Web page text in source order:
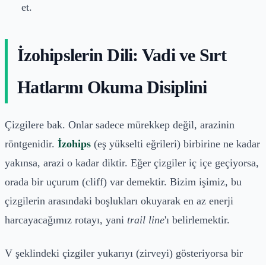
et.
İzohipslerin Dili: Vadi ve Sırt
Hatlarını Okuma Disiplini
Çizgilere bak. Onlar sadece mürekkep değil, arazinin
röntgenidir. İzohips (eş yükselti eğrileri) birbirine ne kadar
yakınsa, arazi o kadar diktir. Eğer çizgiler iç içe geçiyorsa,
orada bir uçurum (cliff) var demektir. Bizim işimiz, bu
çizgilerin arasındaki boşlukları okuyarak en az enerji
harcayacağımız rotayı, yani trail line'ı belirlemektir.
V şeklindeki çizgiler yukarıyı (zirveyi) gösteriyorsa bir